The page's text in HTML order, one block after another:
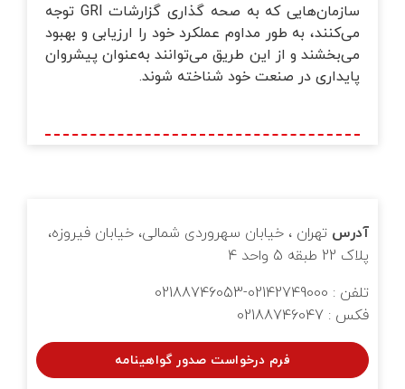
سازمان‌هایی که به صحه گذاری گزارشات GRI توجه
می‌کنند، به طور مداوم عملکرد خود را ارزیابی و بهبود
می‌بخشند و از این طریق می‌توانند به‌عنوان پیشروان
پایداری در صنعت خود شناخته شوند.
آدرس تهران ، خیابان سهروردی شمالی، خیابان فیروزه،
پلاک 22 طبقه 5 واحد 4
تلفن : 02142749000-02188746053
فکس : 02188746047
فرم درخواست صدور گواهینامه